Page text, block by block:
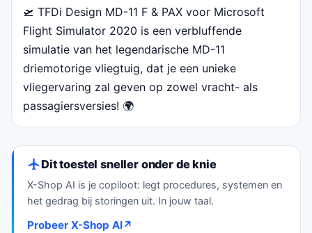
Beschrijving
🛫 TFDi Design MD-11 F & PAX voor Microsoft
Flight Simulator 2020 is een verbluffende
simulatie van het legendarische MD-11
driemotorige vliegtuig, dat je een unieke
vliegervaring zal geven op zowel vracht- als
passagiersversies! 🌍
Dit toestel sneller onder de knie
X-Shop AI is je copiloot: legt procedures, systemen en
het gedrag bij storingen uit. In jouw taal.
Probeer X-Shop AI↗